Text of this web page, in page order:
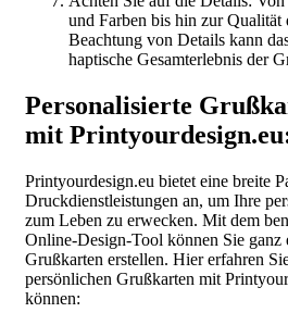
und Farben bis hin zur Qualität
Beachtung von Details kann
haptische Gesamterlebnis der
Personalisierte
mit
Printyourdesign.eu bietet eine breite
Druckdienstleistungen an, um Ihre
zum Leben zu erwecken. Mit dem
Online-Design-Tool können Sie
Grußkarten erstellen. Hier erfahren
persönlichen Grußkarten mit
können: